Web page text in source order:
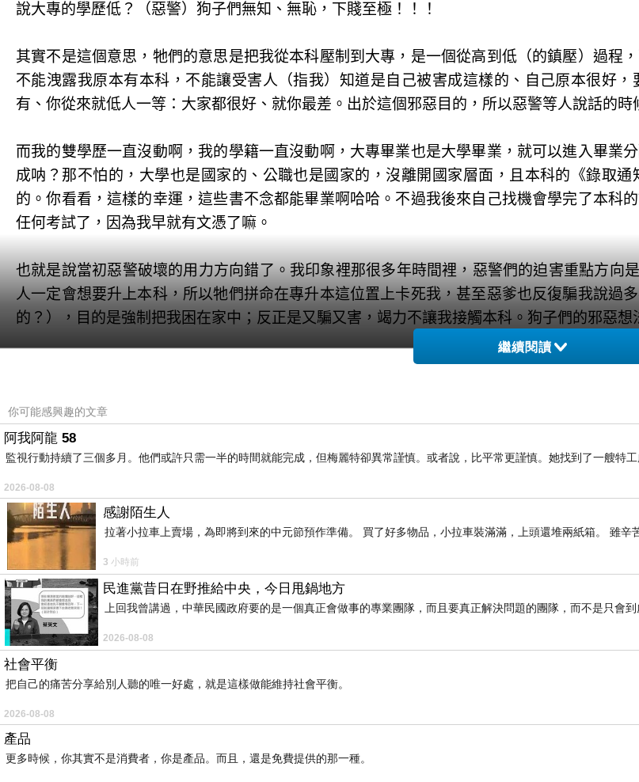
說大專的學歷低？（惡警）狗子們無知、無恥，下賤至極！！！
其實不是這個意思，牠們的意思是把我從本科壓制到大專，是一個從高到低（的鎮壓）過程
不能洩露我原本有本科，不能讓受害人（指我）知道是自己被害成這樣的、自己原本很好
有、你從來就低人一等：大家都很好、就你最差。出於這個邪惡目的，所以惡警等人說話的時
而我的雙學歷一直沒動啊，我的學籍一直沒動啊，大專畢業也是大學畢業，就可以進入畢業
成呐？那不怕的，大學也是國家的、公職也是國家的，沒離開國家層面，且本科的《錄取
的。你看看，這樣的幸運，這些書不念都能畢業啊哈哈。不過我後來自己找機會學完了本科
任何考試了，因為我早就有文憑了嘛。
也就是說當初惡警破壞的用力方向錯了。我印象裡那很多年時間裡，惡警們的迫害重點方向
人一定會想要升上本科，所以牠們拼命在專升本這位置上卡死我，甚至惡爹也反復騙我說過
的？），目的是強制把我困在家中；反正是又騙又害，竭力不讓我接觸本科。狗子們的邪惡想
一般來說，想要拿到本科以上學歷，不論是碩士研究生，還是博士研究生，都必須在本科畢
知道我從一開始就是本科以上了，無需再報考、我大專畢業的時候已經是本科以上（雙學歷）
很少人能考取雙學歷，就是高中畢業後直接進入本科以上學歷（的學習）。一般都是本科畢
以狗子們迫害我的方向錯了，牠們用的都是針對常規學歷的迫害方法。牠們一直在較低的“專
上到位了。
而就在牠們沒搞清楚情況的這空檔（很多年時間裡），我的人事檔案，在沒有任何阻礙和破
落地。雖然我本人沒去報到，但是我不是責任方，因為沒收到《報到證》不是本人的責任；
那時1998
年，惡警狗子們很多年找不到我的學籍檔案和人事檔案，還曾利用本地（哈爾濱市
的檔案騙過來（放進本地人才交流中心），最終自然是失敗的。我是1995年大學畢業，至少到
出來。
等到很多年以後，狗子們大概是查到了（雖至今仍對我隱瞞），但是那時我已經是國家幹部
馬，否則誰也別想動我的檔案，惡警也動不了國家的人事制度。而我本人不可能落馬，因為
果我當年上了班，還可能被整下來，而現在我根本不在位置上，誰能找到我家裡來、把我整下
繼續閱讀
你可能感興趣的文章
阿我阿龍 58
監視行動持續了三個多月。他們或許只需一半的時間就能完成，但梅麗特卻異常謹慎。或者說，比平常更謹慎。她找到了一艘特
2026-08-08
感謝陌生人
拉著小拉車上賣場，為即將到來的中元節預作準備。 買了好多物品，小拉車裝滿滿，上頭還堆兩紙箱。 雖辛
3 小時前
民進黨昔日在野推給中央，今日甩鍋地方
上回我曾講過，中華民國政府要的是一個真正會做事的專業團隊，而且要真正解決問題的團隊，而不是只會
2026-08-08
社會平衡
把自己的痛苦分享給別人聽的唯一好處，就是這樣做能維持社會平衡。
2026-08-08
產品
更多時候，你其實不是消費者，你是產品。而且，還是免費提供的那一種。